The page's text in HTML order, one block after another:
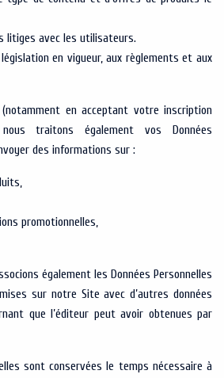
litiges avec les utilisateurs.
en vigueur, aux règlements et aux
en acceptant votre inscription
traitons également vos Données
des informations sur :
promotionnelles,
également les Données Personnelles
sur notre Site avec d’autres données
que l’éditeur peut avoir obtenues par
sont conservées le temps nécessaire à